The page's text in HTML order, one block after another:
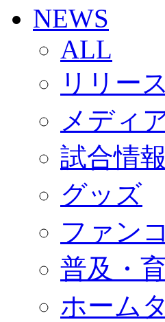
SCHEDULE
2026/27
練習見学時のファン
TICKET
奈良クラブ明治安田
奈良クラブ明治安
観戦ルール＆マナー
2026/27ファンコミュ
サポートショップ
GOODS
オフィシャルストア
オンラインストア
ACADEMY
アカデミーについて
コーチ&スタッフ
ジュニア
ジュニアユース
ユース
練習拠点（ナラディ
SCHOOL
CLUB
NEWS
ALL
リリース
メディ
試合情報
グッズ
ファン
普及・
ホーム